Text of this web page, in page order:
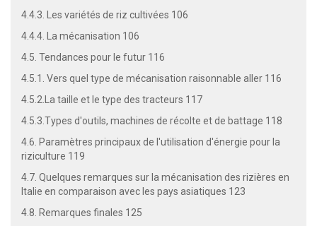
4.4.3. Les variétés de riz cultivées 106
4.4.4. La mécanisation 106
4.5. Tendances pour le futur 116
4.5.1. Vers quel type de mécanisation raisonnable aller 116
4.5.2.La taille et le type des tracteurs 117
4.5.3.Types d'outils, machines de récolte et de battage 118
4.6. Paramètres principaux de l'utilisation d'énergie pour la
riziculture 119
4.7. Quelques remarques sur la mécanisation des rizières en
Italie en comparaison avec les pays asiatiques 123
4.8. Remarques finales 125